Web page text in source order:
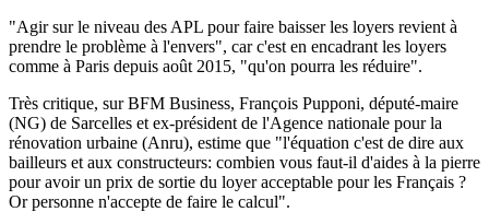
"Agir sur le niveau des APL pour faire baisser les loyers revient à
prendre le problème à l'envers", car c'est en encadrant les loyers
comme à Paris depuis août 2015, "qu'on pourra les réduire".
Très critique, sur BFM Business, François Pupponi, député-maire
(NG) de Sarcelles et ex-président de l'Agence nationale pour la
rénovation urbaine (Anru), estime que "l'équation c'est de dire aux
bailleurs et aux constructeurs: combien vous faut-il d'aides à la pierre
pour avoir un prix de sortie du loyer acceptable pour les Français ?
Or personne n'accepte de faire le calcul".